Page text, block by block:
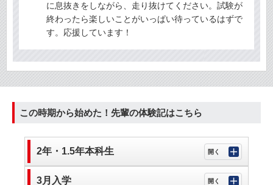
に息抜きをしながら、走り抜けてください。試験が
終わったら楽しいことがいっぱい待っているはずで
す。応援しています！
この時期から始めた！先輩の体験記はこちら
2年・1.5年本科生
3月入学